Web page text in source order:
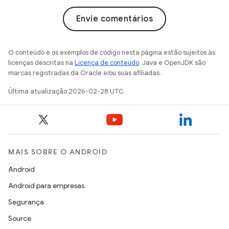
Envie comentários
O conteúdo e os exemplos de código nesta página estão sujeitos às
licenças descritas na Licença de conteúdo. Java e OpenJDK são
marcas registradas da Oracle e/ou suas afiliadas.
Última atualização 2026-02-28 UTC.
MAIS SOBRE O ANDROID
Android
Android para empresas
Segurança
Source